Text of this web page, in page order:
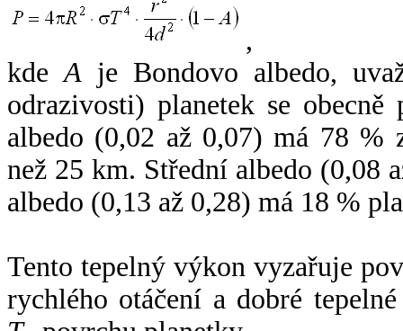
,
kdeA je Bondovo albedo,
odrazivosti) planetek se
albedo (0,02 až 0,07) má 78 %
než 25 km. Střední albedo (0,08
albedo (0,13 až 0,28) má 18 %
Tento tepelný výkon vyzařuje
rychlého otáčení a dobré